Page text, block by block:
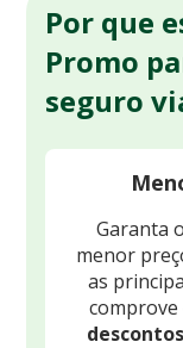
Por que
Promo
seguro
Garanta
menor
as
comprove